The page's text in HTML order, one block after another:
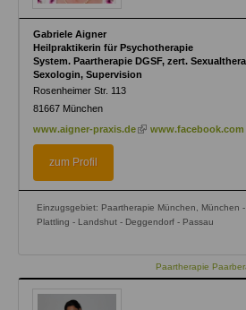
Gabriele Aigner
Heilpraktikerin für Psychotherapie
System. Paartherapie DGSF, zert.
Sexologin, Supervision
Rosenheimer Str. 113
81667 München
www.aigner-praxis.de (linkwww.facebook.com
zum Profil
Einzugsgebiet: Paartherapie München, München
Plattling - Landshut - Deggendorf - Passau
Paartherapie